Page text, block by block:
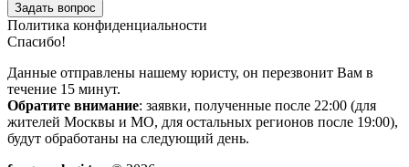
Задать вопрос
Политика конфиденциальности
Спасибо!
Данные отправлены нашему юристу, он перезвонит Вам в
течение 15 минут.
Обратите внимание: заявки, полученные после 22:00 (для
жителей Москвы и МО, для остальных регионов после 19:00),
будут обработаны на следующий день.